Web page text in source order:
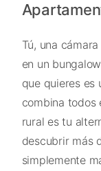
Tú, una
en un
que quieres es
combina todos
rural es tu
descubrir más
simplemente